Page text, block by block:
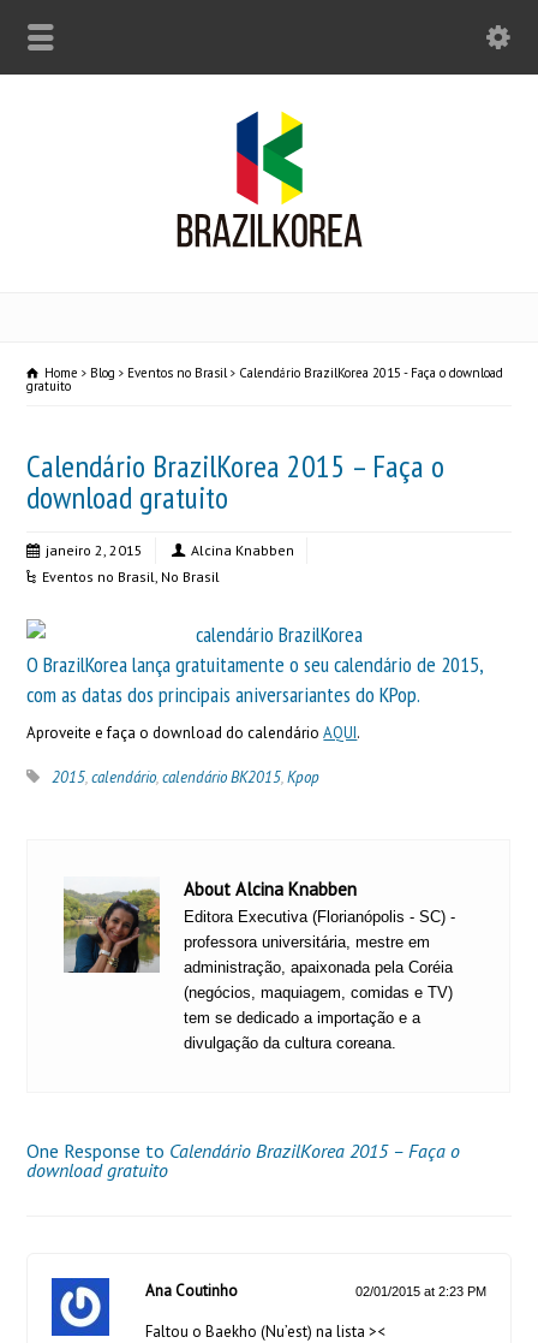
Home Blog Eventos no Brasil Calendário BrazilKorea 2015 - Faça o download
gratuito
Calendário BrazilKorea 2015 – Faça o
download gratuito
janeiro 2, 2015
Alcina Knabben
Eventos no Brasil, No Brasil
O BrazilKorea lança gratuitamente o seu calendário de 2015,
com as datas dos principais aniversariantes do KPop.
Aproveite e faça o download do calendárioAQUI.
2015,calendário,calendário BK2015,Kpop
About Alcina Knabben
Editora Executiva (Florianópolis - SC) -
professora universitária, mestre em
administração, apaixonada pela Coréia
(negócios, maquiagem, comidas e TV)
tem se dedicado a importação e a
divulgação da cultura coreana.
One Response to Calendário BrazilKorea 2015 – Faça o
download gratuito
Ana Coutinho 02/01/2015 at 2:23 PM
Faltou o Baekho (Nu’est) na lista ><